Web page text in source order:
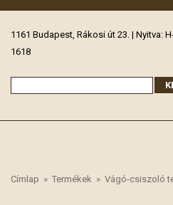
1161 Budapest, Rákosi út 23. | Nyitva:
1618
Címlap » Termékek » Vágó-csiszoló